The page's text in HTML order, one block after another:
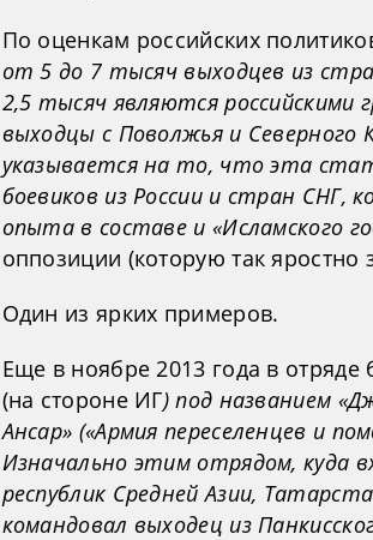
По оценкам российских
от 5 до 7 тысяч выходцев из
2,5 тысяч являются российскими
выходцы с Поволжья и Северного
указывается на то, что эта
боевиков из России и стран СНГ,
опыта в составе и «Исламского
оппозиции (которую так яростно
Один из ярких примеров.
Еще в ноябре 2013 года в
(на стороне ИГ) под названием
Ансар» («Армия переселенцев и
Изначально этим отрядом, куда
республик Средней Азии,
командовал выходец из